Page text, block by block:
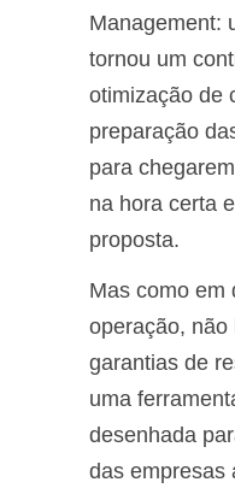
Management:
tornou um
otimização de
preparação
para
na hora certa
proposta.
Mas como em
operação, não
garantias de
uma
desenhada
das empresas